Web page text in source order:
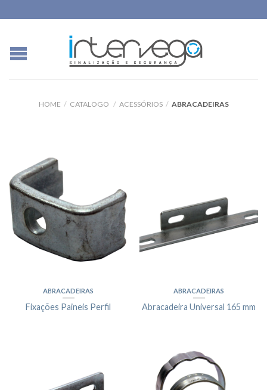
HOME / CATALOGO / ACESSÓRIOS / ABRACADEIRAS
ABRACADEIRAS
Fixações Paineis Perfil
ABRACADEIRAS
Abracadeira Universal 165 mm